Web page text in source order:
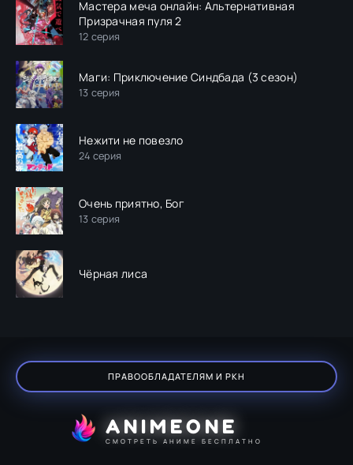
Мастера меча онлайн: Альтернативная
Призрачная пуля 2
12 серия
Маги: Приключение Синдбада (3 сезон)
13 серия
Нежити не повезло
24 серия
Очень приятно, Бог
13 серия
Чёрная лиса
ПРАВООБЛАДАТЕЛЯМ И РКН
ANIMEONE
СМОТРЕТЬ АНИМЕ БЕСПЛАТНО